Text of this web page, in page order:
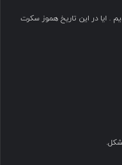
. ایا در این تاریخ هموز سکرت